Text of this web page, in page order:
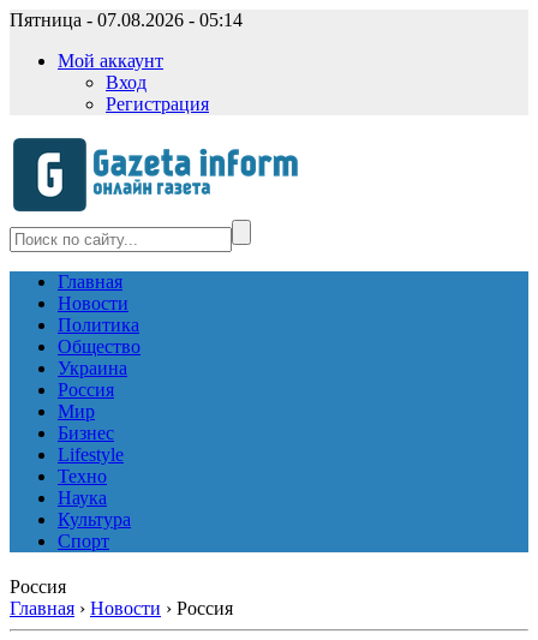
Пятница - 07.08.2026 - 05:14
Мой аккаунт
Вход
Регистрация
Главная
Новости
Политика
Общество
Украина
Россия
Мир
Бизнес
Lifestyle
Техно
Наука
Культура
Спорт
Россия
Главная › Новости › Россия